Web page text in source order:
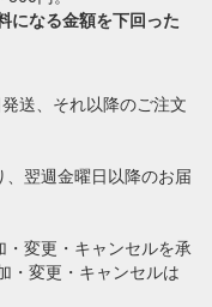
になる金額を下回った
送、それ以降のご注文
翌週金曜日以降のお届
変更・キャンセルを承
・変更・キャンセルは